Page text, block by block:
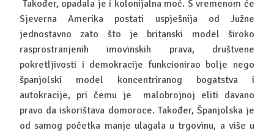
Također, opadala je i kolonijalna moć. S vremenom će
Sjeverna Amerika postati uspješnija od Južne
jednostavno zato što je britanski model široko
rasprostranjenih imovinskih prava, društvene
pokretljivosti i demokracije funkcionirao bolje nego
španjolski model koncentriranog bogatstva i
autokracije, pri čemu je malobrojnoj eliti davano
pravo da iskorištava domoroce. Također, Španjolska je
od samog početka manje ulagala u trgovinu, a više u